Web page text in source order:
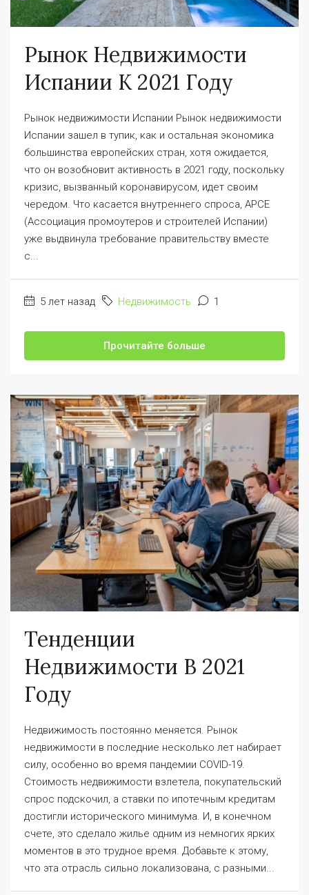
Рынок Недвижимости
Испании К 2021 Году
Рынок недвижимости Испании Рынок недвижимости
Испании зашел в тупик, как и остальная экономика
большинства европейских стран, хотя ожидается,
что он возобновит активность в 2021 году, поскольку
кризис, вызванный коронавирусом, идет своим
чередом. Что касается внутреннего спроса, APCE
(Ассоциация промоутеров и строителей Испании)
уже выдвинула требование правительству вместе
с...
5 лет назад Недвижимость 1
Прочитайте больше
Тенденции
Недвижимости В 2021
Году
Недвижимость постоянно меняется. Рынок
недвижимости в последние несколько лет набирает
силу, особенно во время пандемии COVID-19.
Стоимость недвижимости взлетела, покупательский
спрос подскочил, а ставки по ипотечным кредитам
достигли исторического минимума. И, в конечном
счете, это сделало жилье одним из немногих ярких
моментов в это трудное время. Добавьте к этому,
что эта отрасль сильно локализована, с разными...